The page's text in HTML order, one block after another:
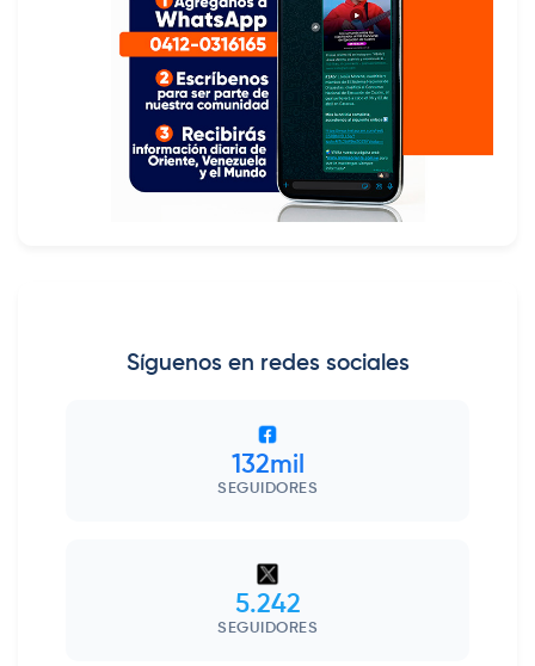
Síguenos en redes sociales
132mil
SEGUIDORES
5.242
SEGUIDORES